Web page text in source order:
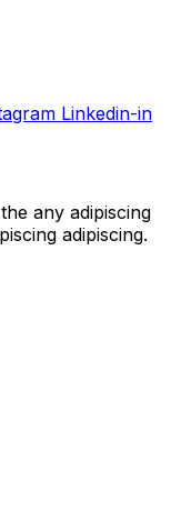
Linkedin-in
any adipiscing
adipiscing.